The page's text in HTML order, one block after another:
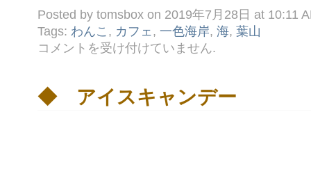
Posted by tomsbox on 2019年7月28日 at 10:11
Tags: わんこ , カフェ , 一色海岸, 海, 葉山
☆
Ｕ
Ｏ
コメントを受け付けていません.
◆ アイスキャンデー